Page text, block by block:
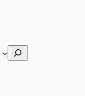
Buscar